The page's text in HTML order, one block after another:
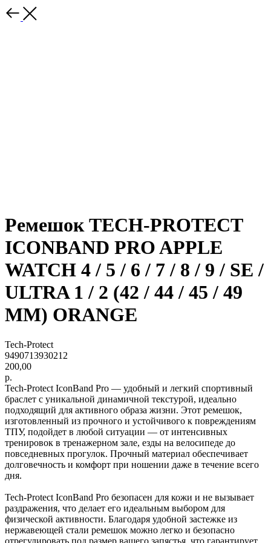
Ремешок TECH-PROTECT
ICONBAND PRO APPLE
WATCH 4 / 5 / 6 / 7 / 8 / 9 / SE /
ULTRA 1 / 2 (42 / 44 / 45 / 49
MM) ORANGE
Tech-Protect
9490713930212
200,00
р.
Tech-Protect IconBand Pro — удобный и легкий спортивный
браслет с уникальной динамичной текстурой, идеально
подходящий для активного образа жизни. Этот ремешок,
изготовленный из прочного и устойчивого к повреждениям
ТПУ, подойдет в любой ситуации — от интенсивных
тренировок в тренажерном зале, езды на велосипеде до
повседневных прогулок. Прочный материал обеспечивает
долговечность и комфорт при ношении даже в течение всего
дня.
Tech-Protect IconBand Pro безопасен для кожи и не вызывает
раздражения, что делает его идеальным выбором для
физической активности. Благодаря удобной застежке из
нержавеющей стали ремешок можно легко и безопасно
отрегулировать под размер вашего запястья, что гарантирует,